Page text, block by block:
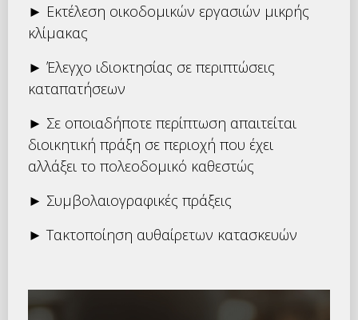
► Εκτέλεση οικοδομικών εργασιών μικρής
κλίμακας
► Έλεγχο ιδιοκτησίας σε περιπτώσεις
καταπατήσεων
► Σε οποιαδήποτε περίπτωση απαιτείται
διοικητική πράξη σε περιοχή που έχει
αλλάξει το πολεοδομικό καθεστώς
► Συμβολαιογραφικές πράξεις
► Τακτοποίηση αυθαίρετων κατασκευών